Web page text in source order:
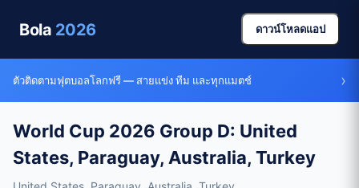
Bola 2026 ดาวน์โหลดแอป
ตัวติดตามฟุตบอลโลกฟรี — สายแข่ง ทีม และทุกแมตช์ ›
World Cup 2026 Group D: United
States, Paraguay, Australia, Turkey